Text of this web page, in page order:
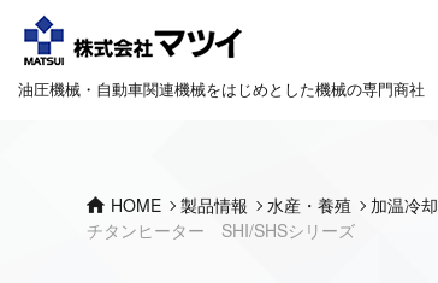
油圧機械・自動車関連機械をはじめとした機械の専門商社
HOME 製品情報 水産・養殖
加温冷
チタンヒーター SHI/SHSシリーズ